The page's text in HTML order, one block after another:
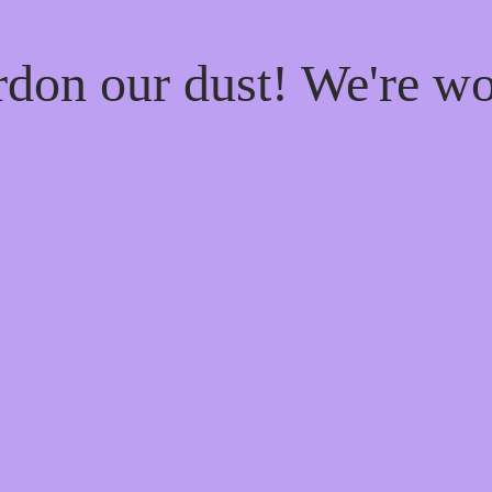
our dust! We're